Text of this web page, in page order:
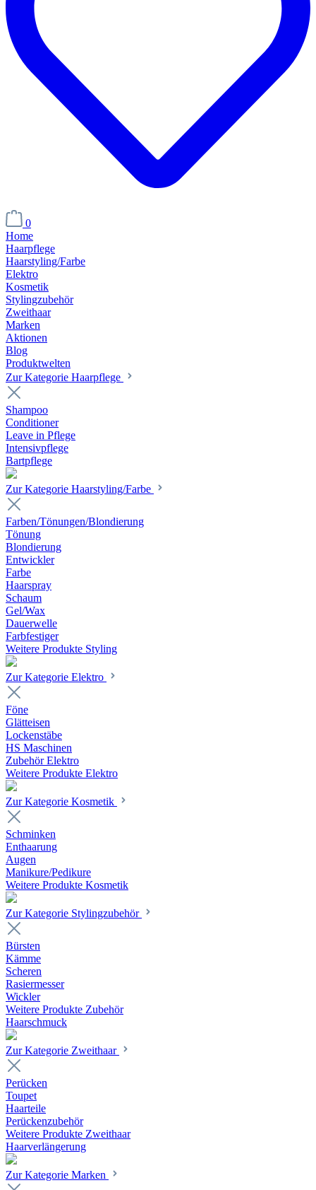
0
Home
Haarpflege
Haarstyling/Farbe
Elektro
Kosmetik
Stylingzubehör
Zweithaar
Marken
Aktionen
Blog
Produktwelten
Zur Kategorie Haarpflege
Shampoo
Conditioner
Leave in Pflege
Intensivpflege
Bartpflege
Zur Kategorie Haarstyling/Farbe
Farben/Tönungen/Blondierung
Tönung
Blondierung
Entwickler
Farbe
Haarspray
Schaum
Gel/Wax
Dauerwelle
Farbfestiger
Weitere Produkte Styling
Zur Kategorie Elektro
Föne
Glätteisen
Lockenstäbe
HS Maschinen
Zubehör Elektro
Weitere Produkte Elektro
Zur Kategorie Kosmetik
Schminken
Enthaarung
Augen
Manikure/Pedikure
Weitere Produkte Kosmetik
Zur Kategorie Stylingzubehör
Bürsten
Kämme
Scheren
Rasiermesser
Wickler
Weitere Produkte Zubehör
Haarschmuck
Zur Kategorie Zweithaar
Perücken
Toupet
Haarteile
Perückenzubehör
Weitere Produkte Zweithaar
Haarverlängerung
Zur Kategorie Marken